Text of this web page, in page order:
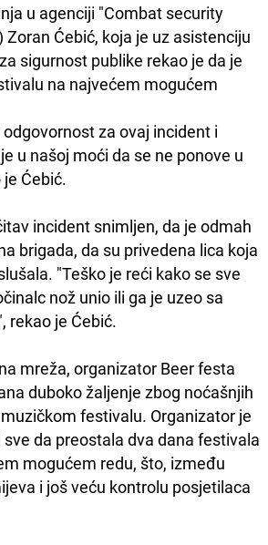
u agenciji "Combat security
Ćebić, koja je uz asistenciju
sigurnost publike rekao je da je
na najvećem mogućem
za ovaj incident i
u našoj moći da se ne ponove u
Ćebić.
incident snimljen, da je odmah
brigada, da su privedena lica koja
"Teško je reći kako se sve
nož unio ili ga je uzeo sa
rekao je Ćebić.
mreža, organizator Beer festa
duboko žaljenje zbog noćašnjih
festivalu. Organizator je
da preostala dva dana festivala
mogućem redu, što, između
i još veću kontrolu posjetilaca